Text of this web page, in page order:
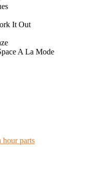
It Out
A La Mode
hour parts